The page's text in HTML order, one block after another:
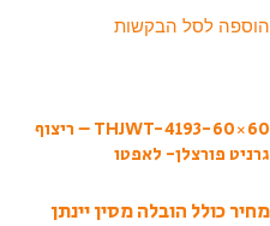
הוספה לסל הבקשות
THJWT-4193-60×60 – ריצוף
גרניט פורצלן- לאפטו
מחיר כולל הובלה מסין יינתן